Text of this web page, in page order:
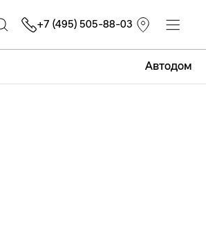
Автодом
+7 (495) 505-88-03